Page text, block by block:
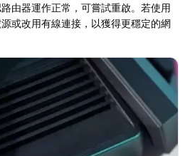
路由器運作正常，可嘗試重啟。若使用
或改用有線連接，以獲得更穩定的網